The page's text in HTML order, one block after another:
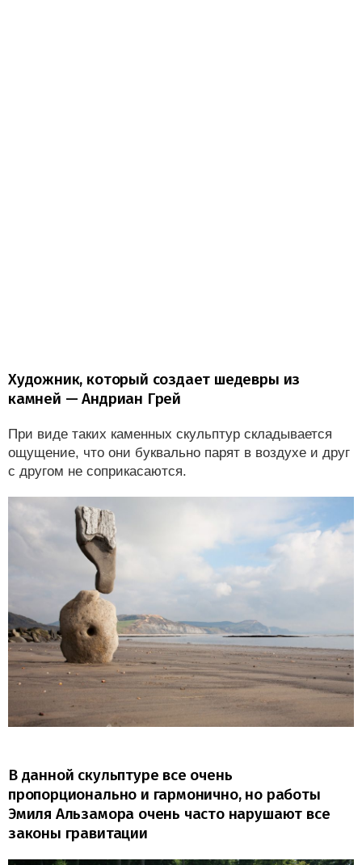
Художник, который создает шедевры из
камней — Андриан Грей
При виде таких каменных скульптур складывается
ощущение, что они буквально парят в воздухе и друг
с другом не соприкасаются.
В данной скульптуре все очень
пропорционально и гармонично, но работы
Эмиля Альзамора очень часто нарушают все
законы гравитации